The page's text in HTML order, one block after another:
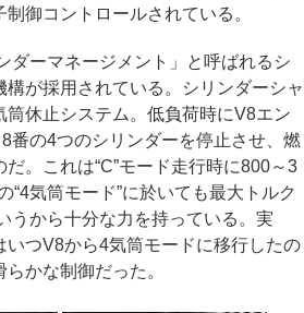
御コントロールされている。
ーマネージメント」と呼ばれるシ
構が採用されている。シリンダーシャ
筒休止システム。低負荷時にV8エン
番の4つのシリンダーを停止させ、燃
。これは“C”モード走行時に800～3
“4気筒モード”に於いても最大トルク
うから十分な力を持っている。実
いつV8から4気筒モードに移行したの
かな制御だった。